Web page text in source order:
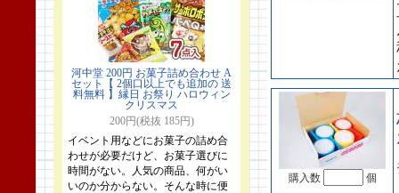
河中堂 200円 お菓子詰め合わせ A
セット【 2個口以上でも追加の 送
料無料 】縁日 お祭り ハロウィン
クリスマス
200円(税抜 185円)
イベント用などにお菓子の詰め合
わせが必要だけど、お菓子選びに
時間がない。人気の商品、何がい
いのか分からない。そんな時に便
購入数 個